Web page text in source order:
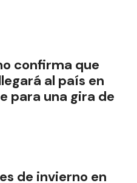
confirma que
al país en
para una gira de
de invierno en